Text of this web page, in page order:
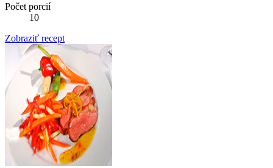
Počet porcií
10
Zobraziť recept